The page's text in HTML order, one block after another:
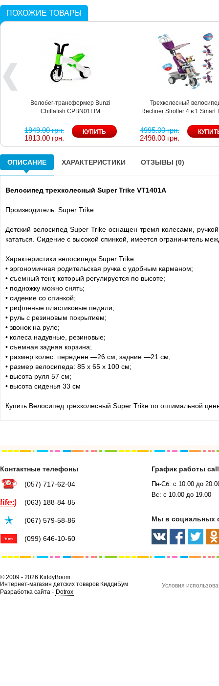
ПОХОЖИЕ ТОВАРЫ
Велобег-трансформер Bunzi
Chillafish CPBN01LIM
1949.00 грн.
1813.00 грн.
Трехколесный
Recliner Stroller 4 в 1 Smart
4995.00 грн.
2498.00 грн.
ОПИСАНИЕ ХАРАКТЕРИСТИКИ ОТЗЫВЫ (0)
Велосипед трехколесный Super Trike VT1401A
Производитель: Super Trike
Детский велосипед Super Trike оснащен тремя колесами,
кататься. Сидение с высокой спинкой, имеется ограничитель
Характеристики велосипеда Super Trike:
• эргономичная родительская ручка с удобным карманом;
• съемный тент, который регулируется по высоте;
• подножку можно снять;
• сидение со спинкой;
• рифленые пластиковые педали;
• руль с резиновым покрытием;
• звонок на руле;
• колеса надувные, резиновые;
• съемная задняя корзина;
• размер колес: переднее —26 см, задние —21 см;
• размер велосипеда: 85 х 65 х 100 см;
• высота руля 57 см;
• высота сиденья 33 см
Купить Велосипед трехколесный Super Trike по оптимальной
Контактные телефоны
(057) 717-62-04
(063) 188-84-85
(067) 579-58-86
(099) 646-10-60
График работы
Пн-Сб: с 10.00 до
Вс: с 10.00 до 19.00
Мы в социальных
© 2009 - 2026 KiddyBoom.
Интернет-магазин детских товаров КиддиБум
Разработка сайта - Dotrox
Условия